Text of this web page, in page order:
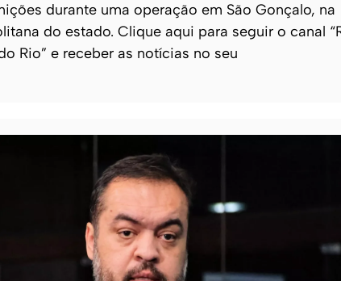
durante uma operação em São Gonçalo, na
do estado. Clique aqui para seguir o canal
Rio” e receber as notícias no seu